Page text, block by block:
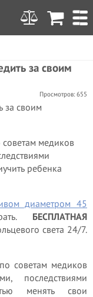
за своим
Просмотров: 655
медиков
ребенка
диаметром 45
БЕСПЛАТНАЯ
света 24/7.
советам медиков
последствиями
менять свои